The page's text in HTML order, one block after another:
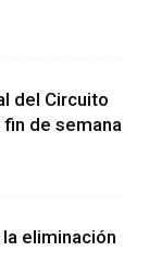
del Circuito
de semana
eliminación